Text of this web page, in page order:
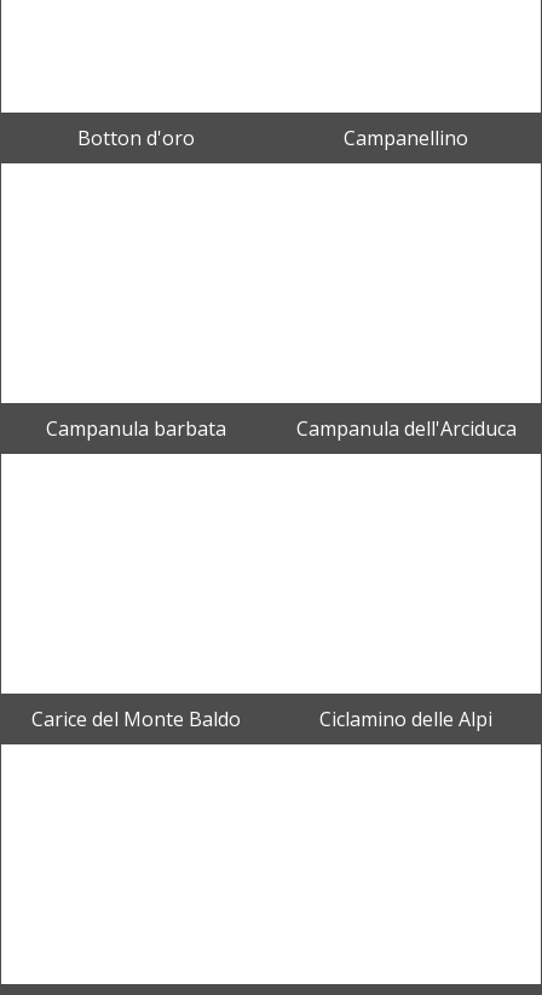
Botton d'oro Campanellino
Campanula barbata Campanula dell'Arciduca
Carice del Monte Baldo Ciclamino delle Alpi